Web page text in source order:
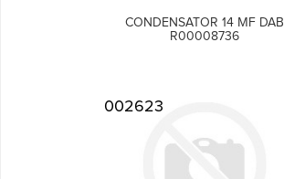
CONDENSATOR 14 ΜF DAB
R00008736
002623